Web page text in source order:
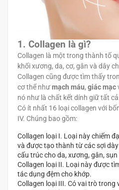
1. Collagen là gì?
Collagen là một trong thành tố
khối xương, da, cơ, gân và dây
Collagen cũng được tìm thấy
cơ thể nhưmạch máu, giác mạc
nó như là chất kết dính giữ tất
Có ít nhất 16 loại collagen với
IV. Chúng bao gồm:
Collagen loại I. Loại này chiếm
và được tạo thành từ các sợi
cấu trúc cho da, xương, gân,
Collagen loại II. Loại này được
tác dụng đệm cho khớp.
Collagen loại III. Có vai trò trong